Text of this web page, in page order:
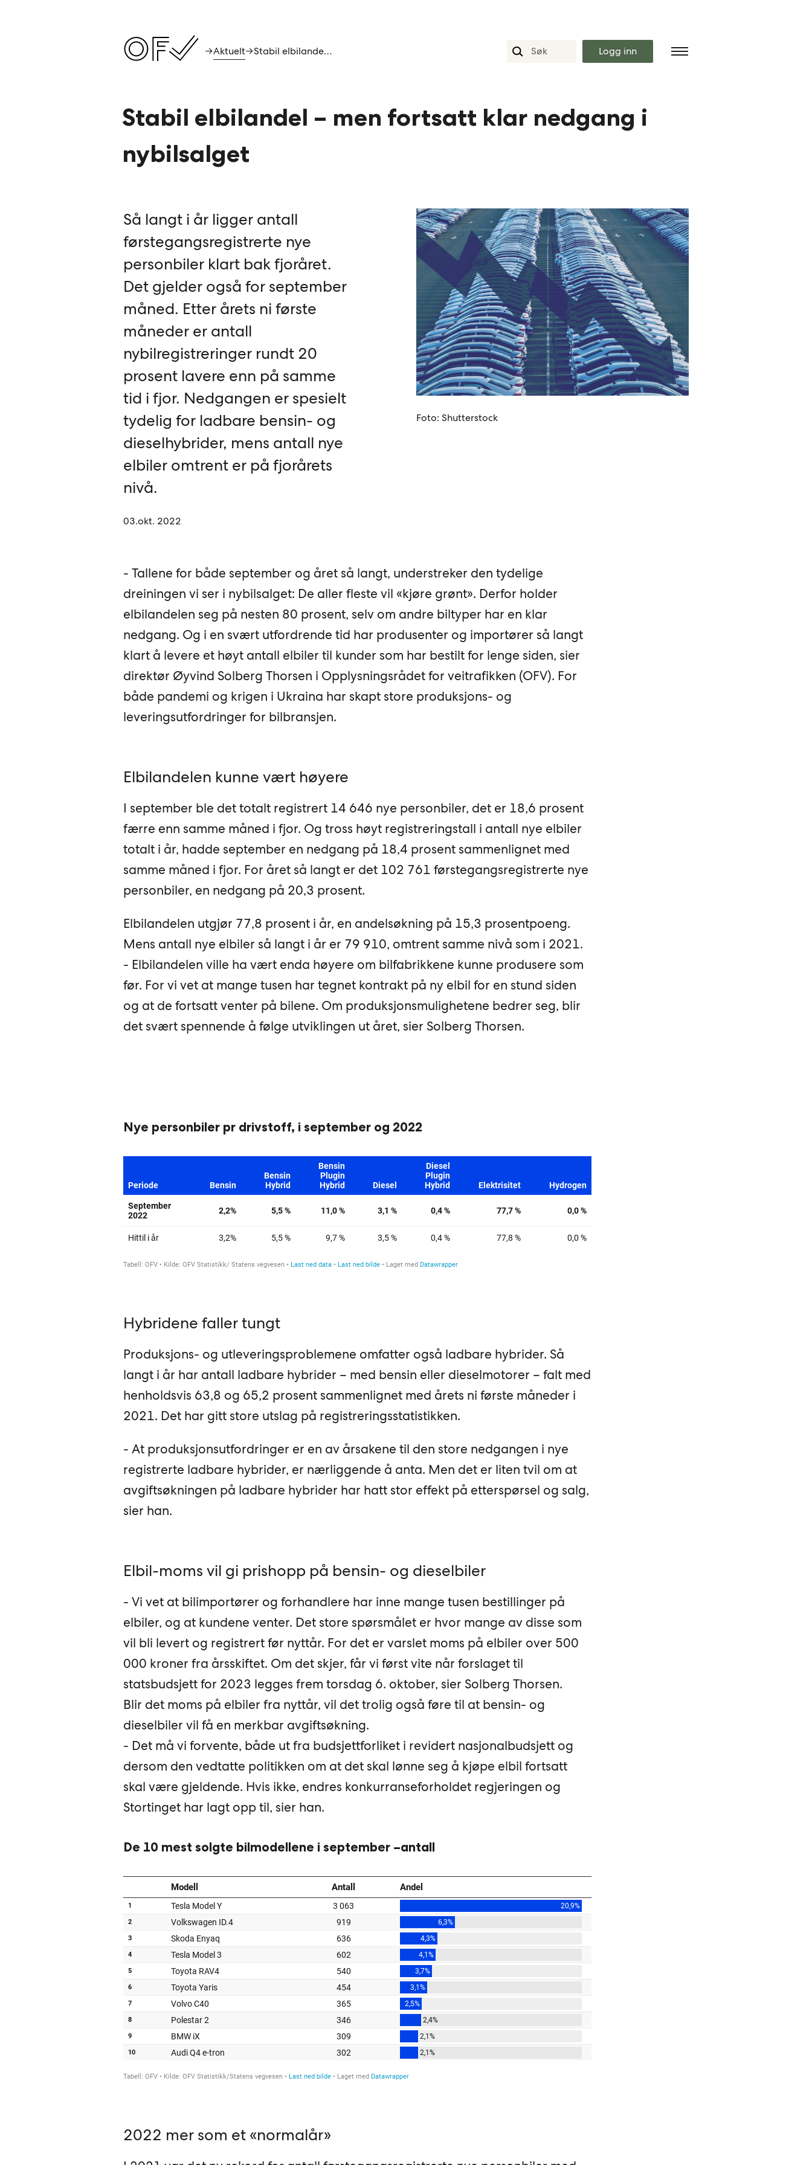
→Aktuelt→ Stabil elbilandel men fortsatt klar nedgang i nybilsalget Logg inn
Stabil elbilandel – men fortsatt klar nedgang i
nybilsalget
Så langt i år ligger antall
førstegangsregistrerte nye
personbiler klart bak fjoråret.
Det gjelder også for september
måned. Etter årets ni første
måneder er antall
nybilregistreringer rundt 20
prosent lavere enn på samme
tid i fjor. Nedgangen er spesielt
tydelig for ladbare bensin- og
dieselhybrider, mens antall nye
elbiler omtrent er på fjorårets
nivå.
03.okt. 2022
Foto: Shutterstock
- Tallene for både september og året så langt, understreker den tydelige
dreiningen vi ser i nybilsalget: De aller fleste vil «kjøre grønt». Derfor holder
elbilandelen seg på nesten 80 prosent, selv om andre biltyper har en klar
nedgang. Og i en svært utfordrende tid har produsenter og importører så langt
klart å levere et høyt antall elbiler til kunder som har bestilt for lenge siden, sier
direktør Øyvind Solberg Thorsen i Opplysningsrådet for veitrafikken (OFV). For
både pandemi og krigen i Ukraina har skapt store produksjons- og
leveringsutfordringer for bilbransjen.
Elbilandelen kunne vært høyere
I september ble det totalt registrert 14 646 nye personbiler, det er 18,6 prosent
færre enn samme måned i fjor. Og tross høyt registreringstall i antall nye elbiler
totalt i år, hadde september en nedgang på 18,4 prosent sammenlignet med
samme måned i fjor. For året så langt er det 102 761 førstegangsregistrerte nye
personbiler, en nedgang på 20,3 prosent.
Elbilandelen utgjør 77,8 prosent i år, en andelsøkning på 15,3 prosentpoeng.
Mens antall nye elbiler så langt i år er 79 910, omtrent samme nivå som i 2021.
- Elbilandelen ville ha vært enda høyere om bilfabrikkene kunne produsere som
før. For vi vet at mange tusen har tegnet kontrakt på ny elbil for en stund siden
og at de fortsatt venter på bilene. Om produksjonsmulighetene bedrer seg, blir
det svært spennende å følge utviklingen ut året, sier Solberg Thorsen.
Nye personbiler pr drivstoff, i september og 2022
Hybridene faller tungt
Produksjons- og utleveringsproblemene omfatter også ladbare hybrider. Så
langt i år har antall ladbare hybrider – med bensin eller dieselmotorer – falt med
henholdsvis 63,8 og 65,2 prosent sammenlignet med årets ni første måneder i
2021. Det har gitt store utslag på registreringsstatistikken.
- At produksjonsutfordringer er en av årsakene til den store nedgangen i nye
registrerte ladbare hybrider, er nærliggende å anta. Men det er liten tvil om at
avgiftsøkningen på ladbare hybrider har hatt stor effekt på etterspørsel og salg,
sier han.
Elbil-moms vil gi prishopp på bensin- og dieselbiler
- Vi vet at bilimportører og forhandlere har inne mange tusen bestillinger på
elbiler, og at kundene venter. Det store spørsmålet er hvor mange av disse som
vil bli levert og registrert før nyttår. For det er varslet moms på elbiler over 500
000 kroner fra årsskiftet. Om det skjer, får vi først vite når forslaget til
statsbudsjett for 2023 legges frem torsdag 6. oktober, sier Solberg Thorsen.
Blir det moms på elbiler fra nyttår, vil det trolig også føre til at bensin- og
dieselbiler vil få en merkbar avgiftsøkning.
- Det må vi forvente, både ut fra budsjettforliket i revidert nasjonalbudsjett og
dersom den vedtatte politikken om at det skal lønne seg å kjøpe elbil fortsatt
skal være gjeldende. Hvis ikke, endres konkurranseforholdet regjeringen og
Stortinget har lagt opp til, sier han.
De 10 mest solgte bilmodellene i september –antall
2022 mer som et «normalår»